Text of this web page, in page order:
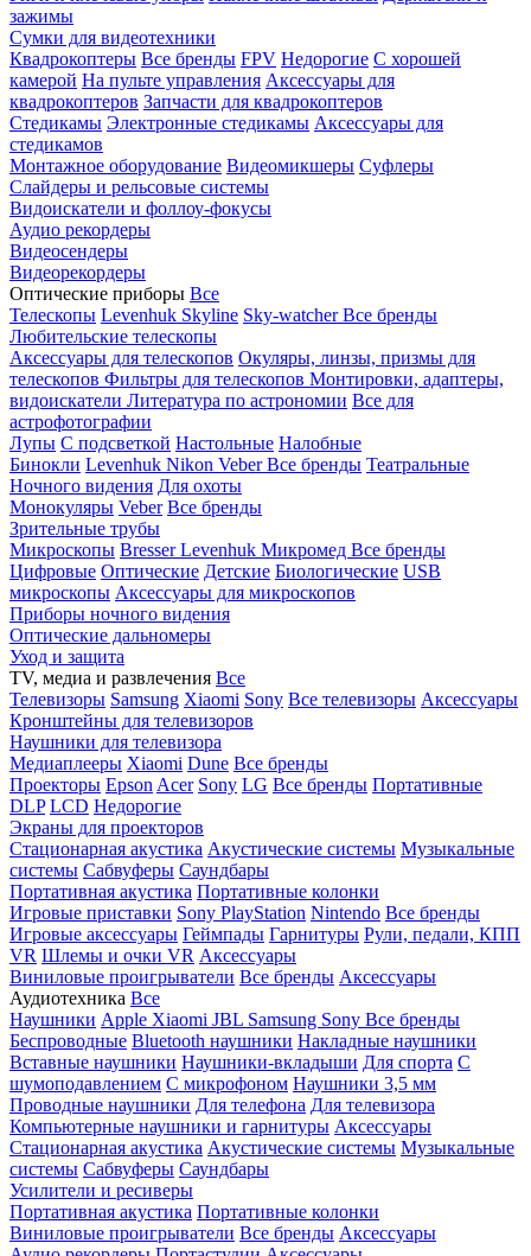
зажимы
Сумки для видеотехники
Квадрокоптеры Все бренды FPV Недорогие С хорошей
камерой На пульте управления Аксессуары для
квадрокоптеров Запчасти для квадрокоптеров
Стедикамы Электронные стедикамы Аксессуары для
стедикамов
Монтажное оборудование Видеомикшеры Суфлеры
Слайдеры и рельсовые системы
Видоискатели и фоллоу-фокусы
Аудио рекордеры
Видеосендеры
Видеорекордеры
Оптические приборы Все
Телескопы Levenhuk Skyline Sky-watcherВсе бренды
Любительские телескопы
Аксессуары для телескопов Окуляры, линзы, призмы для
телескопов Фильтры для телескопов Монтировки, адаптеры,
видоискатели Литература по астрономии Все для
астрофотографии
Лупы С подсветкой Настольные Налобные
Бинокли Levenhuk Nikon VeberВсе бренды Театральные
Ночного видения Для охоты
Монокуляры Veber Все бренды
Зрительные трубы
Микроскопы BresserLevenhuk Микромед Все бренды
Цифровые Оптические Детские Биологические USB
микроскопы Аксессуары для микроскопов
Приборы ночного видения
Оптические дальномеры
Уход и защита
TV, медиа и развлечения Все
Телевизоры Samsung Xiaomi Sony Все телевизоры Аксессуары
Кронштейны для телевизоров
Наушники для телевизора
Медиаплееры Xiaomi Dune Все бренды
Проекторы Epson Acer Sony LG Все бренды Портативные
DLP LCD Недорогие
Экраны для проекторов
Стационарная акустика Акустические системы Музыкальные
системы Сабвуферы Саундбары
Портативная акустика Портативные колонки
Игровые приставки Sony PlayStation Nintendo Все бренды
Игровые аксессуары Геймпады Гарнитуры Рули, педали, КПП
VR Шлемы и очки VR Аксессуары
Виниловые проигрыватели Все бренды Аксессуары
Аудиотехника Все
Наушники Apple Xiaomi JBL Samsung Sony Все бренды
Беспроводные Bluetooth наушники Накладные наушники
Вставные наушники Наушники-вкладыши Для спорта С
шумоподавлением С микрофоном Наушники 3,5 мм
Проводные наушники Для телефона Для телевизора
Компьютерные наушники и гарнитуры Аксессуары
Стационарная акустика Акустические системы Музыкальные
системы Сабвуферы Саундбары
Усилители и ресиверы
Портативная акустика Портативные колонки
Виниловые проигрыватели Все бренды Аксессуары